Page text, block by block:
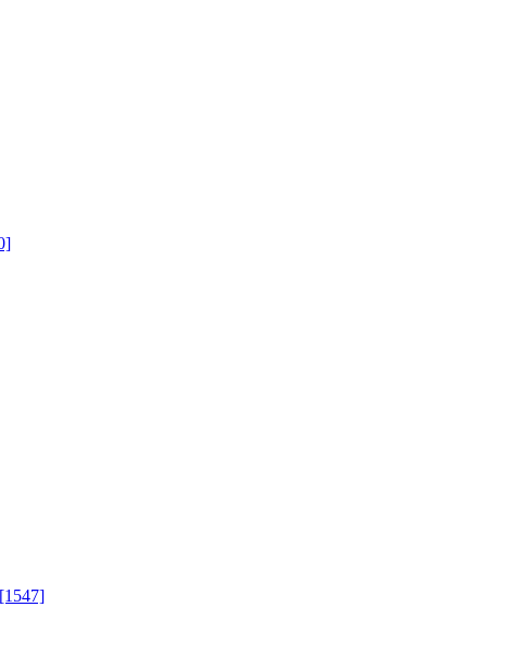
[1547]